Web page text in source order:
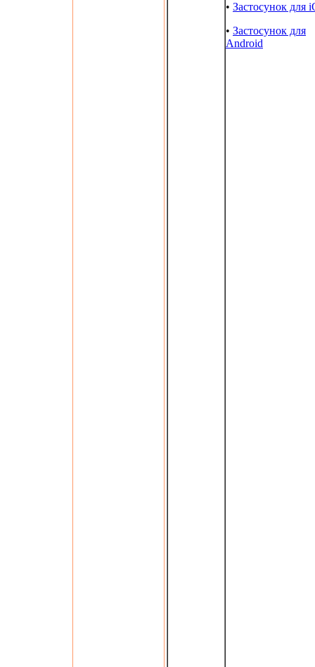
• Застосунок для
• Застосунок для
Android